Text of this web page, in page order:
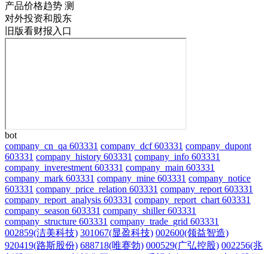
产品价格趋势 测
对外投资和股东
旧版看财报入口
bot
company_cn_qa 603331 company_dcf 603331 company_dupont
603331 company_history 603331 company_info 603331
company_inverestment 603331 company_main 603331
company_mark 603331 company_mine 603331 company_notice
603331 company_price_relation 603331 company_report 603331
company_report_analysis 603331 company_report_chart 603331
company_season 603331 company_shiller 603331
company_structure 603331 company_trade_grid 603331
002859(洁美科技) 301067(显盈科技) 002600(领益智造)
920419(路斯股份) 688718(唯赛勃) 000529(广弘控股) 002256(兆